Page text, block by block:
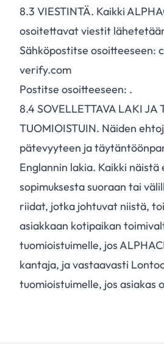
8.3 VIESTINTÄ. Kaikki
osoitettavat viestit
Sähköpostitse osoitteeseen:
verify.com
Postitse osoitteeseen: .
8.4SOVELLETTAVA LAKI JA
TUOMIOISTUIN. Näiden
pätevyyteen ja
Englannin lakia. Kaikki näistä
sopimuksesta suoraan tai
riidat, jotka johtuvat niistä,
asiakkaan kotipaikan
tuomioistuimelle, jos
kantaja, ja vastaavasti
tuomioistuimelle, jos asiakas